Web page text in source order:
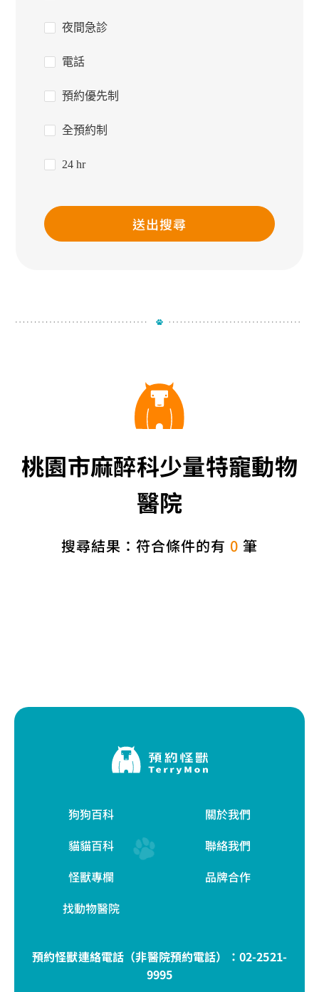
夜間急診
電話
預約優先制
全預約制
24 hr
送出搜尋
桃園市麻醉科少量特寵動物
醫院
搜尋結果：符合條件的有 0 筆
狗狗百科
貓貓百科
怪獸專欄
找動物醫院
關於我們
聯絡我們
品牌合作
預約怪獸連絡電話（非醫院預約電話）： 02-2521-
9995